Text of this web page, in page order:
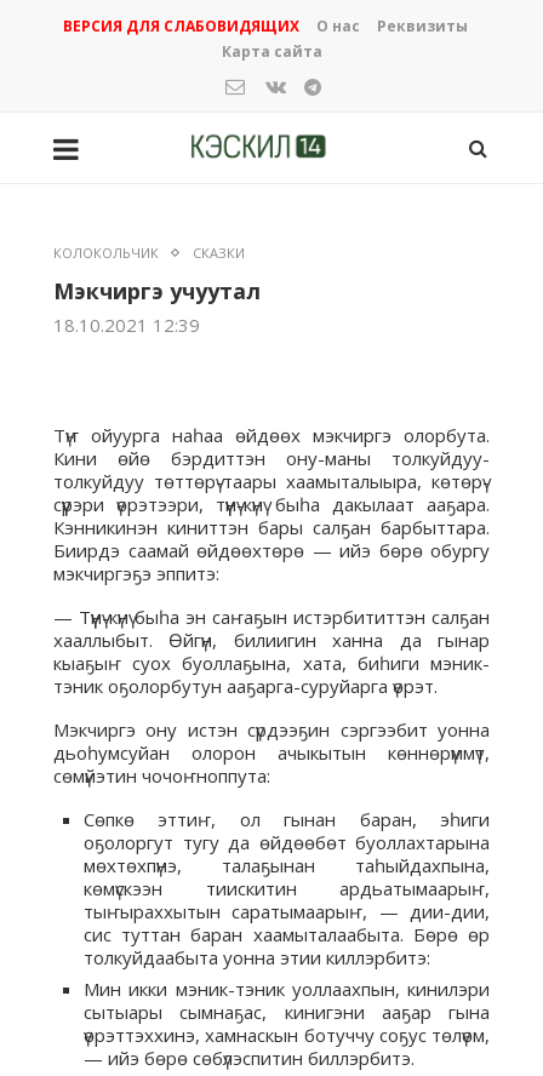
ВЕРСИЯ ДЛЯ СЛАБОВИДЯЩИХ О нас
Реквизиты
Карта сайта
КОЛОКОЛЬЧИК СКАЗКИ
Мэкчиргэ учуутал
18.10.2021 12:39
Түҥ ойуурга наһаа өйдөөх мэкчиргэ олорбута.
Кини өйө бэрдиттэн ону-маны толкуйдуу-
толкуйдуу төттөрү-таары хаамыталыыра, көтөрү-
сүүрэри үөрэтээри, түүнү-күнү быһа дакылаат ааҕара.
Кэнникинэн киниттэн бары салҕан барбыттара.
Биирдэ саамай өйдөөхтөрө — ийэ бөрө обургу
мэкчиргэҕэ эппитэ:
— Түүнү-күнү быһа эн саҥаҕын истэрбититтэн салҕан
хааллыбыт. Өйгүн, билиигин ханна да гынар
кыаҕыҥ суох буоллаҕына, хата, биһиги мэник-
тэник оҕолорбутун ааҕарга-суруйарга үөрэт.
Мэкчиргэ ону истэн сүрдээҕин сэргээбит уонна
дьоһумсуйан олорон ачыкытын көннөрүммүт,
сөмүйэтин чочоҥноппута:
Сөпкө эттиҥ, ол гынан баран, эһиги
оҕолоргут тугу да өйдөөбөт буоллахтарына
мөхтөхпүнэ, талаҕынан таһыйдахпына,
көмүскээн тиискитин ардьатымаарыҥ,
тыҥыраххытын саратымаарыҥ, — дии-дии,
сис туттан баран хаамыталаабыта. Бөрө өр
толкуйдаабыта уонна этии киллэрбитэ:
Мин икки мэник-тэник уоллаахпын, кинилэри
сытыары сымнаҕас, кинигэни ааҕар гына
үөрэттэххинэ, хамнаскын ботуччу соҕус төлүөм,
— ийэ бөрө сөбүлэспитин биллэрбитэ.